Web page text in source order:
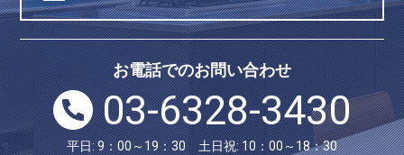
お電話でのお問い合わせ
03-6328-3430
平日: 9：00～19：30 土日祝: 10：00～18：30